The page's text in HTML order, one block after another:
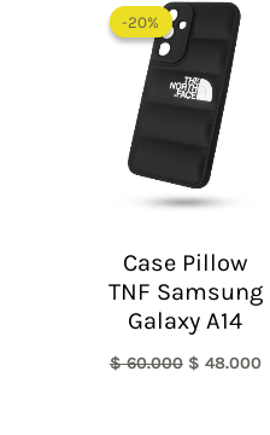
-20%
-20%
Case Pillow
TNF Samsung
Galaxy A14
$60.000
precio
original
era:
$ 60.000.
$ 48.000